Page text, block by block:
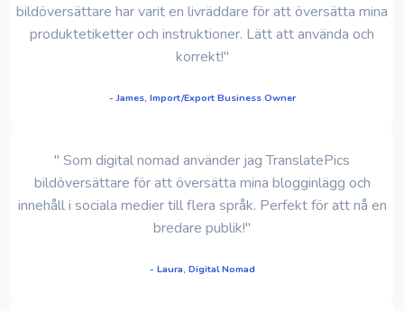
bildöversättare har varit en livräddare för att översätta mina
produktetiketter och instruktioner. Lätt att använda och
korrekt!"
- James, Import/Export Business Owner
" Som digital nomad använder jag TranslatePics
bildöversättare för att översätta mina blogginlägg och
innehåll i sociala medier till flera språk. Perfekt för att nå en
bredare publik!"
- Laura, Digital Nomad